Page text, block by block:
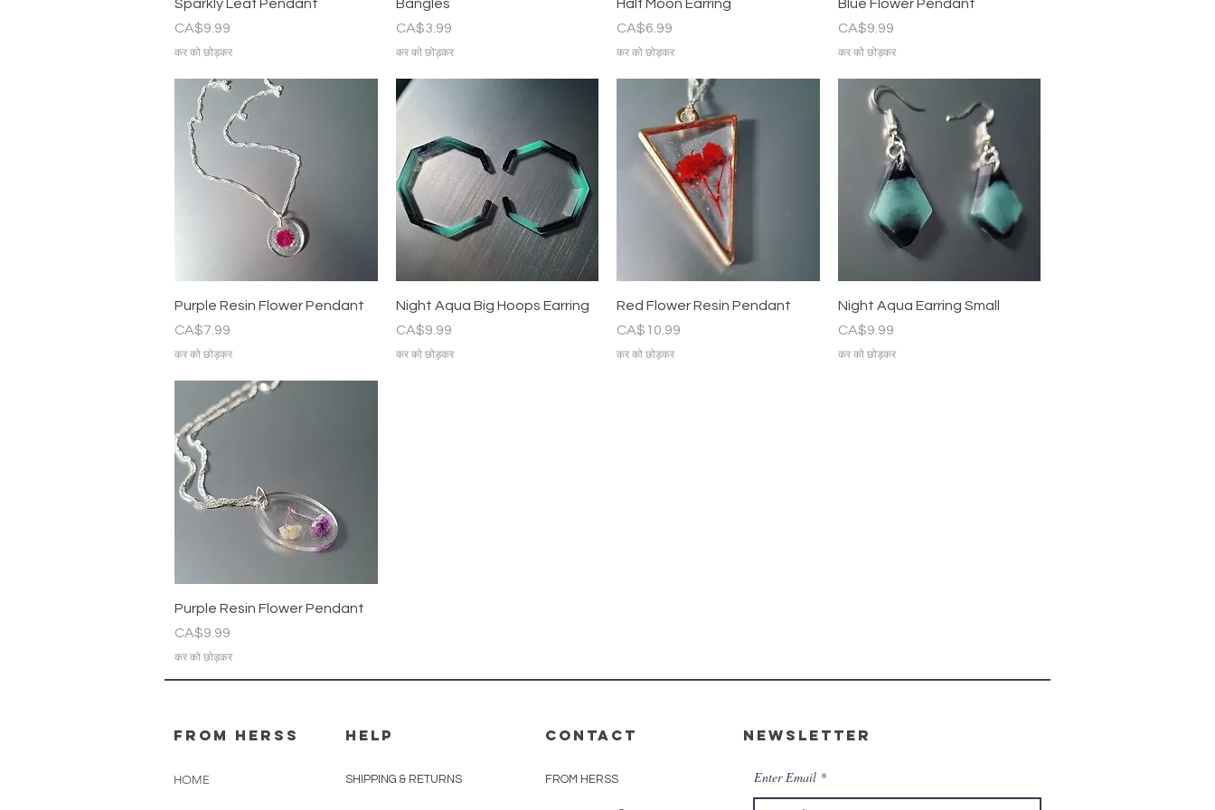
Sparkly Leaf Pendant
मूल्य
CA$9.99
कर को छोड़कर
Bangles
मूल्य
CA$3.99
कर को छोड़कर
Half Moon Earring
मूल्य
CA$6.99
कर को छोड़कर
Blue Flower Pendant
मूल्य
CA$9.99
कर को छोड़कर
त्वरित दृश्य
Purple Resin Flower Pendant
मूल्य
CA$7.99
कर को छोड़कर
त्वरित दृश्य
Night Aqua Big Hoops Earring
मूल्य
CA$9.99
कर को छोड़कर
त्वरित दृश्य
Red Flower Resin Pendant
मूल्य
CA$10.99
कर को छोड़कर
त्वरित दृश्य
Night Aqua Earring Small
मूल्य
CA$9.99
कर को छोड़कर
त्वरित दृश्य
Purple Resin Flower Pendant
मूल्य
CA$9.99
कर को छोड़कर
From herss
HOME
HELP
SHIPPING & RETURNS
CONTACT
FROM HERSS
Newsletter
Enter Email